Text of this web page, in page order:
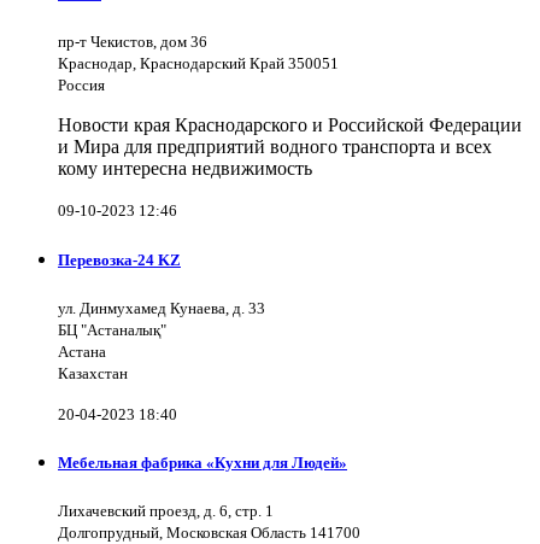
пр-т Чекистов, дом 36
Краснодар, Краснодарский Край 350051
Россия
Новости края Краснодарского и Российской Федерации
и Мира для предприятий водного транспорта и всех
кому интересна недвижимость
09-10-2023 12:46
Перевозка-24 KZ
ул. Динмухамед Кунаева, д. 33
БЦ "Астаналық"
Астана
Казахстан
20-04-2023 18:40
Мебельная фабрика «Кухни для Людей»
Лихачевский проезд, д. 6, стр. 1
Долгопрудный, Московская Область 141700